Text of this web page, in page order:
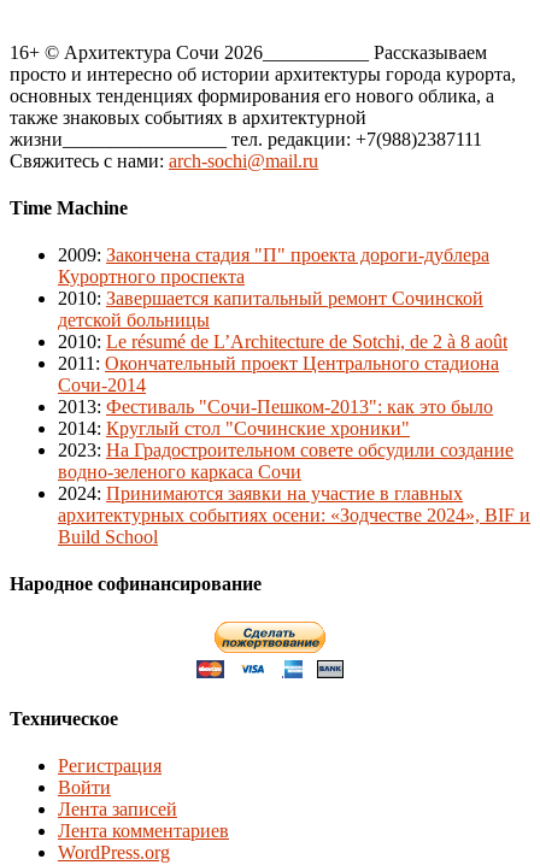
16+ © Архитектура Сочи 2026___________ Рассказываем
просто и интересно об истории архитектуры города курорта,
основных тенденциях формирования его нового облика, а
также знаковых событиях в архитектурной
жизни_________________ тел. редакции: +7(988)2387111
Свяжитесь с нами: arch-sochi@mail.ru
Time Machine
2009: Закончена стадия "П" проекта дороги-дублера
Курортного проспекта
2010: Завершается капитальный ремонт Сочинской
детской больницы
2010: Le résumé de L’Architecture de Sotchi, de 2 à 8 août
2011 : Окончательный проект Центрального стадиона
Сочи-2014
2013: Фестиваль "Сочи-Пешком-2013": как это было
2014: Круглый стол "Сочинские хроники"
2023: На Градостроительном совете обсудили создание
водно-зеленого каркаса Сочи
2024: Принимаются заявки на участие в главных
архитектурных событиях осени: «Зодчестве 2024», BIF и
Build School
Народное софинансирование
Техническое
Регистрация
Войти
Лента записей
Лента комментариев
WordPress.org